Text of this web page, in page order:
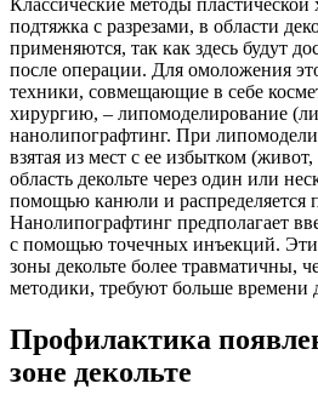
Классические методы
подтяжка с разрезами, в области
применяются, так как здесь будут
после операции. Для омоложения
техники, совмещающие в себе
хирургию, – липомоделирование
нанолипографтинг. При
взятая из мест с ее избытком
область декольте через один или
помощью канюли и распределяется
Нанолипографтинг предполагает
с помощью точечных инъекций.
зоны декольте более травматичны,
методики, требуют больше времени
Профилактика
зоне декольте